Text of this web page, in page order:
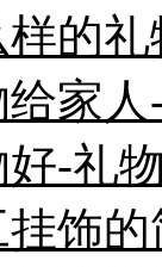
的
家
-礼
饰